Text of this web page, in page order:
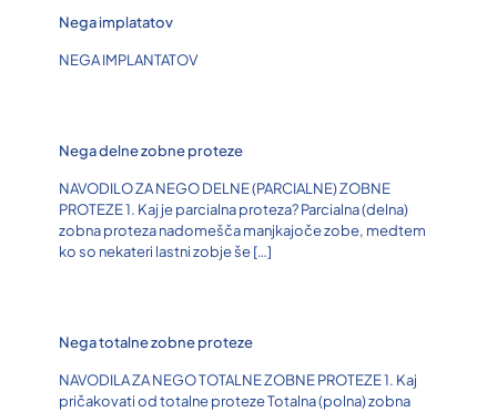
Nega implatatov
NEGA IMPLANTATOV
Nega delne zobne proteze
NAVODILO ZA NEGO DELNE (PARCIALNE) ZOBNE
PROTEZE 1. Kaj je parcialna proteza? Parcialna (delna)
zobna proteza nadomešča manjkajoče zobe, medtem
ko so nekateri lastni zobje še[…]
Nega totalne zobne proteze
NAVODILA ZA NEGO TOTALNE ZOBNE PROTEZE 1. Kaj
pričakovati od totalne proteze Totalna (polna) zobna